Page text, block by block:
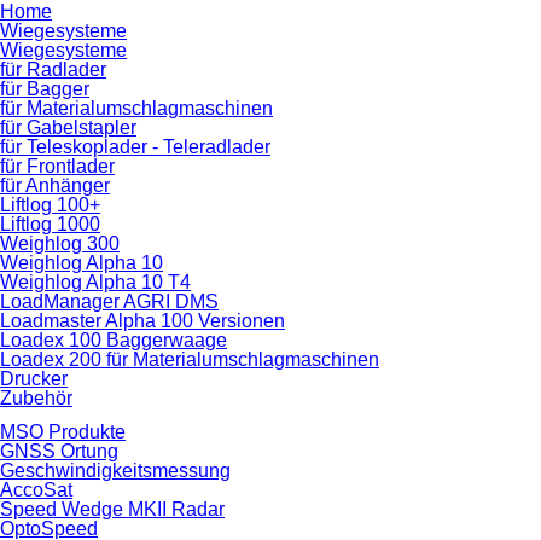
Home
Wiegesysteme
Wiegesysteme
für Radlader
für Bagger
für Material­umschlag­maschinen
für Gabelstapler
für Teleskoplader - Teleradlader
für Frontlader
für Anhänger
Liftlog 100+
Liftlog 1000
Weighlog 300
Weighlog Alpha 10
Weighlog Alpha 10 T4
LoadManager AGRI DMS
Loadmaster Alpha 100 Versionen
Loadex 100 Baggerwaage
Loadex 200 für Material­umschlag­maschinen
Drucker
Zubehör
MSO Produkte
GNSS Ortung
Geschwindigkeits­messung
AccoSat
Speed Wedge MKII Radar
OptoSpeed